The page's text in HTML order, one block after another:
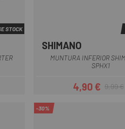
STOCK
SHIMANO
MUNTURA INFERIOR
SPHX1
Preu
4,90 €Preu
9,99 €
-30%